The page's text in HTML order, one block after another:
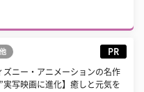
PR
ズニー・アニメーションの名作
実写映画に進化】癒しと元気を